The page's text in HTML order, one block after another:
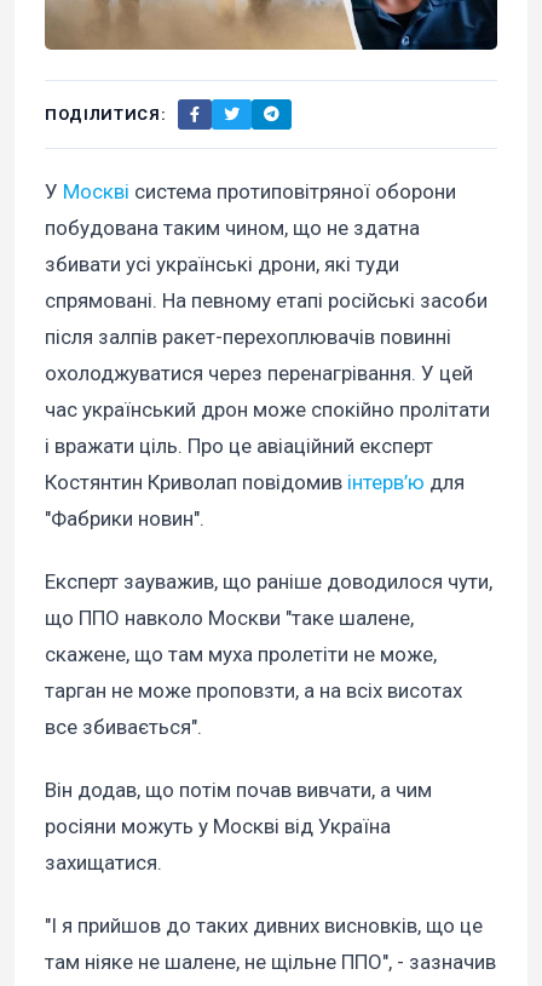
ПОДІЛИТИСЯ:
У Москві система протиповітряної оборони
побудована таким чином, що не здатна
збивати усі українські дрони, які туди
спрямовані. На певному етапі російські засоби
після залпів ракет-перехоплювачів повинні
охолоджуватися через перенагрівання. У цей
час український дрон може спокійно пролітати
і вражати ціль. Про це авіаційний експерт
Костянтин Криволап повідомив інтерв’ю для
"Фабрики новин".
Експерт зауважив, що раніше доводилося чути,
що ППО навколо Москви "таке шалене,
скажене, що там муха пролетіти не може,
тарган не може проповзти, а на всіх висотах
все збивається".
Він додав, що потім почав вивчати, а чим
росіяни можуть у Москві від Україна
захищатися.
"І я прийшов до таких дивних висновків, що це
там ніяке не шалене, не щільне ППО", - зазначив